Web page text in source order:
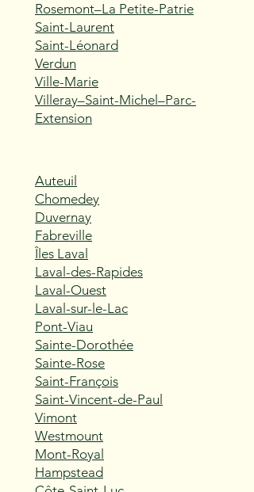
Rosemont–La Petite-Patrie
Saint-Laurent
Saint-Léonard
Verdun
Ville-Marie
Villeray–Saint-Michel–Parc-
Extension
Auteuil
Chomedey
Duvernay
Fabreville
Îles Laval
Laval-des-Rapides
Laval-Ouest
Laval-sur-le-Lac
Pont-Viau
Sainte-Dorothée
Sainte-Rose
Saint-François
Saint-Vincent-de-Paul
Vimont
Westmount
Mont-Royal
Hampstead